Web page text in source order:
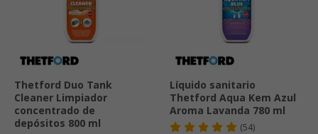
Thetford Duo Tank
Cleaner Limpiador
concentrado de
depósitos 800 ml
Líquido sanitario
Thetford Aqua Kem Azul
Aroma Lavanda 780 ml
(54)